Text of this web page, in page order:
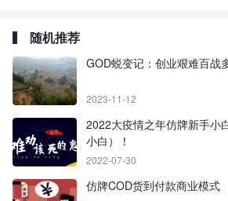
随机推荐
GOD蜕变记：创业艰难百战
2023-11-12
2022大疫情之年仿牌新手小
小白）！
2022-07-30
仿牌COD货到付款商业模式